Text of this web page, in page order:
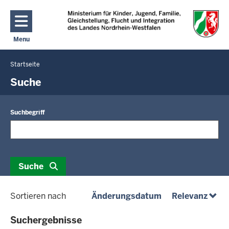
Direkt zum Inhalt
Menu
Navigation aktivieren/deaktivieren: Hauptmenü
Sie
befinden
Startseite
Suche
Suchbegriff
Suche
Sortieren nach Änderungsdatum (absteigend)
Relevanz
Suchergebnisse